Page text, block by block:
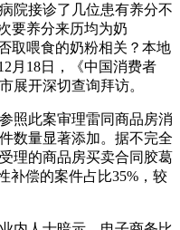
院接诊了几位患有养分不
要养分来历均为奶
取喂食的奶粉相关？本地
月18日，《中国消费者
展开深切查询拜访。
此案审理雷同商品房消
数量显著添加。据不完全
理的商品房买卖合同胶葛
补偿的案件占比35%，较